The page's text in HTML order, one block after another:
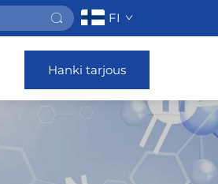
FI
Hanki tarjous